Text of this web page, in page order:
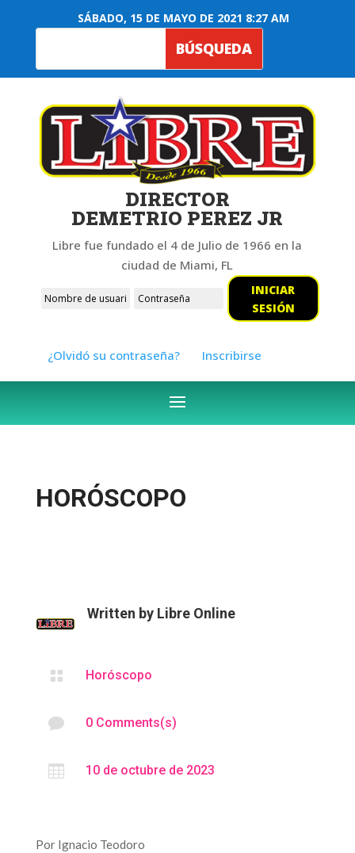
SÁBADO, 15 DE MAYO DE 2021 8:27 AM
DIRECTOR
DEMETRIO PEREZ JR
Libre fue fundado el 4 de Julio de 1966 en la
ciudad de Miami, FL
INICIAR
SESIÓN
¿Olvidó su contraseña? Inscribirse
HORÓSCOPO
Written by Libre Online
 Horóscopo
 0 Comments(s)
 10 de octubre de 2023
Por Ignacio Teodoro